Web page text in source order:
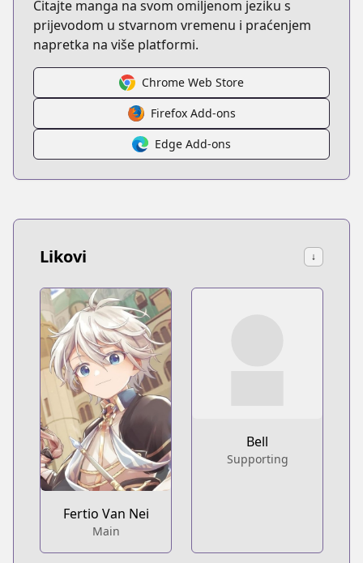
Čitajte manga na svom omiljenom jeziku s
prijevodom u stvarnom vremenu i praćenjem
napretka na više platformi.
Chrome Web Store
Firefox Add-ons
Edge Add-ons
Likovi ↓
Fertio Van Nei
Main
Bell
Supporting